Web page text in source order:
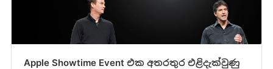
Apple Showtime Event එක අතරතුර එළිදැක්වුණු